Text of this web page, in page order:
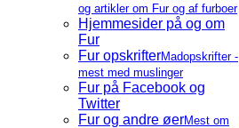
og artikler om Fur og af furboer
Hjemmesider på og om
Fur
Fur opskrifterMadopskrifter -
mest med muslinger
Fur på Facebook og
Twitter
Fur og andre øerMest om